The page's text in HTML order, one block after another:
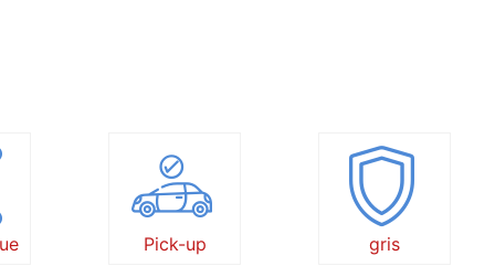
Pick-up gris